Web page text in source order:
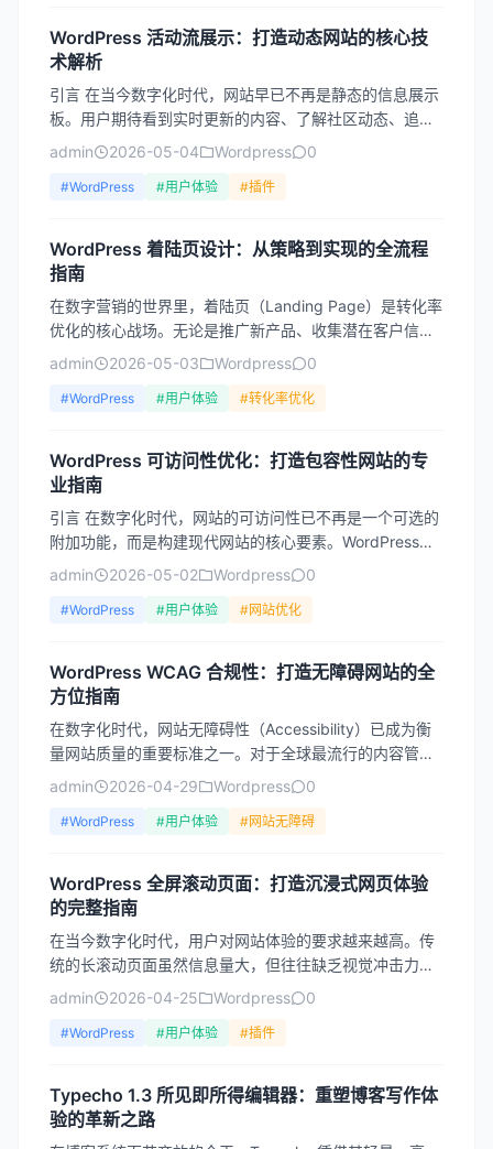
WordPress 活动流展示：打造动态网站的核心技
术解析
引言 在当今数字化时代，网站早已不再是静态的信息展示
板。用户期待看到实时更新的内容、了解社区动态、追踪
项目进展。WordPress 作为全球最流行的内容管理系统...
admin 2026-05-04 Wordpress 0
#WordPress #用户体验 #插件
WordPress 着陆页设计：从策略到实现的全流程
指南
在数字营销的世界里，着陆页（Landing Page）是转化率
优化的核心战场。无论是推广新产品、收集潜在客户信
息，还是推动用户下载电子书，一个精心设计的着陆页
admin 2026-05-03 Wordpress 0
#WordPress #用户体验 #转化率优化
WordPress 可访问性优化：打造包容性网站的专
业指南
引言 在数字化时代，网站的可访问性已不再是一个可选的
附加功能，而是构建现代网站的核心要素。WordPress作
为全球最流行的内容管理系统（CMS），其可访问性优...
admin 2026-05-02 Wordpress 0
#WordPress #用户体验 #网站优化
WordPress WCAG 合规性：打造无障碍网站的全
方位指南
在数字化时代，网站无障碍性（Accessibility）已成为衡
量网站质量的重要标准之一。对于全球最流行的内容管理
系统WordPress而言，实现WCAG（We...
admin 2026-04-29 Wordpress 0
#WordPress #用户体验 #网站无障碍
WordPress 全屏滚动页面：打造沉浸式网页体验
的完整指南
在当今数字化时代，用户对网站体验的要求越来越高。传
统的长滚动页面虽然信息量大，但往往缺乏视觉冲击力和
叙事节奏。全屏滚动页面（Full-Screen Scroll...
admin 2026-04-25 Wordpress 0
#WordPress #用户体验 #插件
Typecho 1.3 所见即所得编辑器：重塑博客写作体
验的革新之路